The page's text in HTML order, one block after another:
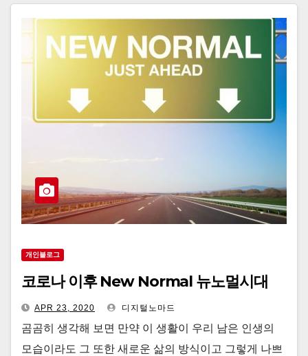
개인블로그
코로나 이후 New Normal 뉴노멀시대
APR 23, 2020 디지털노마드
곰곰히 생각해 보면 만약 이 생활이 우리 남은 인생의
모습이라도 그 또한 새로운 삶의 방식이고 그렇게 나쁘